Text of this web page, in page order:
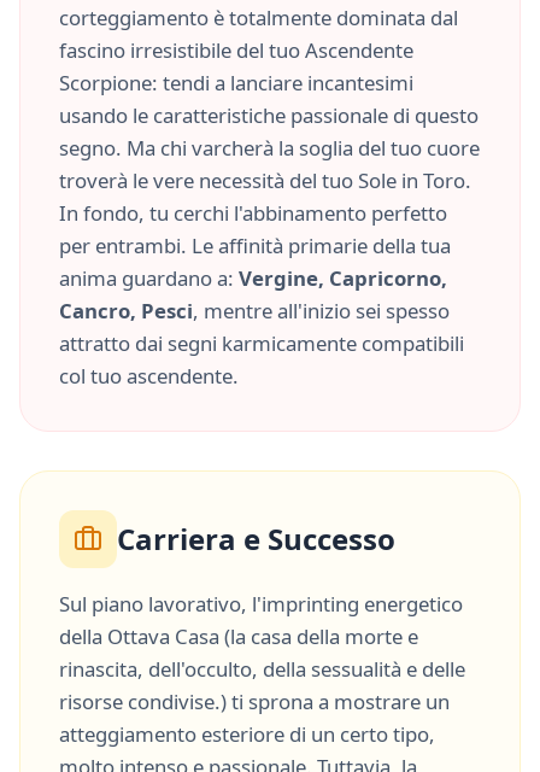
corteggiamento è totalmente dominata dal
fascino irresistibile del tuo Ascendente
Scorpione: tendi a lanciare incantesimi
usando le caratteristiche passionale di questo
segno. Ma chi varcherà la soglia del tuo cuore
troverà le vere necessità del tuo Sole in Toro.
In fondo, tu cerchi l'abbinamento perfetto
per entrambi. Le affinità primarie della tua
anima guardano a: Vergine, Capricorno,
Cancro, Pesci, mentre all'inizio sei spesso
attratto dai segni karmicamente compatibili
col tuo ascendente.
Carriera e Successo
Sul piano lavorativo, l'imprinting energetico
della Ottava Casa (la casa della morte e
rinascita, dell'occulto, della sessualità e delle
risorse condivise.) ti sprona a mostrare un
atteggiamento esteriore di un certo tipo,